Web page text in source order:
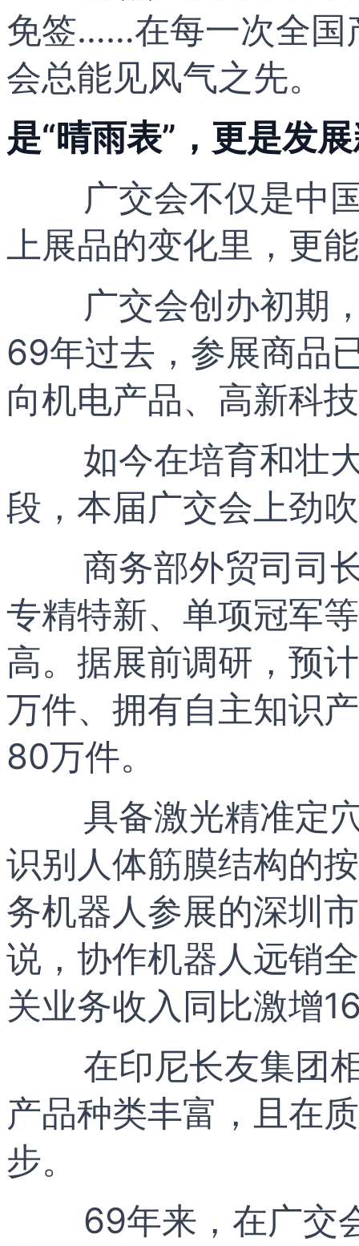
免签……在每一次全国
会总能见风气之先。
是“晴雨表”，更是发
广交会不仅是中
上展品的变化里，更
广交会创办初期
69年过去，参展商品
向机电产品、高新科
如今在培育和壮
段，本届广交会上劲
商务部外贸司司
专精特新、单项冠军
高。据展前调研，预
万件、拥有自主知识
80万件。
具备激光精准定
识别人体筋膜结构的
务机器人参展的深圳
说，协作机器人远销
关业务收入同比激增
在印尼长友集团
产品种类丰富，且在
步。
69年来，在广交